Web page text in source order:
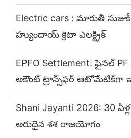
Electric cars : మారుతీ
హ్యుందాయ్ క్రెటా ఎలక్ట్రిక్
EPFO Settlement: ఫైనల్
అకౌంట్ ట్రాన్స్‌ఫర్ ఆటోమేటిక్‌గా
Shani Jayanti 2026: 30
అరుదైన శశ రాజయోగం